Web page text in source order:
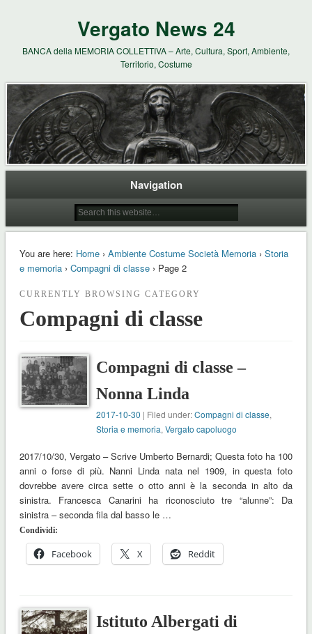
Vergato News 24
BANCA della MEMORIA COLLETTIVA – Arte, Cultura, Sport, Ambiente,
Territorio, Costume
Navigation
You are here: Home› Ambiente Costume Società Memoria› Storia
e memoria› Compagni di classe› Page 2
CURRENTLY BROWSING CATEGORY
Compagni di classe
Compagni di classe –
Nonna Linda
2017-10-30 | Filed under:Compagni di classe,
Storia e memoria,Vergato capoluogo
2017/10/30, Vergato – Scrive Umberto Bernardi; Questa foto ha 100
anni o forse di più. Nanni Linda nata nel 1909, in questa foto
dovrebbe avere circa sette o otto anni è la seconda in alto da
sinistra. Francesca Canarini ha riconosciuto tre “alunne”: Da
sinistra – seconda fila dal basso le …
Condividi:
Facebook X Reddit
Istituto Albergati di